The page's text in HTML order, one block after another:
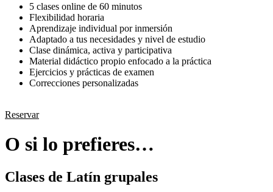
5 clases online de 60 minutos
Flexibilidad horaria
Aprendizaje individual por inmersión
Adaptado a tus necesidades y nivel de estudio
Clase dinámica, activa y participativa
Material didáctico propio enfocado a la práctica
Ejercicios y prácticas de examen
Correcciones personalizadas
Reservar
O si lo prefieres…
Clases de Latín grupales